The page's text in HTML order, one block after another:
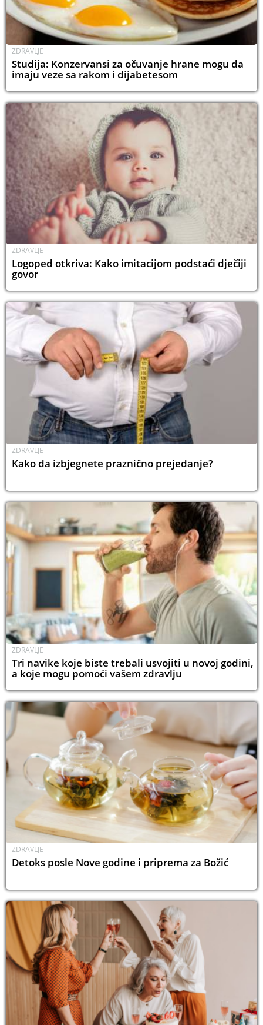
ZDRAVLJE
Studija: Konzervansi za očuvanje hrane mogu da
imaju veze sa rakom i dijabetesom
ZDRAVLJE
Logoped otkriva: Kako imitacijom podstaći dječiji
govor
ZDRAVLJE
Kako da izbjegnete praznično prejedanje?
ZDRAVLJE
Tri navike koje biste trebali usvojiti u novoj godini,
a koje mogu pomoći vašem zdravlju
ZDRAVLJE
Detoks posle Nove godine i priprema za Božić